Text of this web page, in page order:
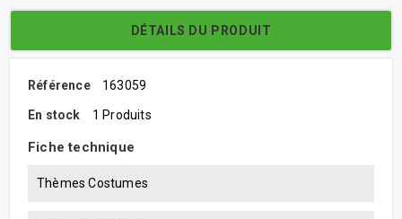
DÉTAILS DU PRODUIT
Référence 163059
En stock 1 Produits
Fiche technique
Thèmes Costumes